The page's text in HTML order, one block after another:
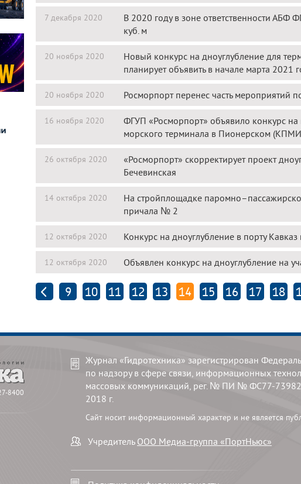
7 декабря 2020
В 2020 году в зоне ответственности АБФ
куб. м
20 ноября 2020
Новый конкурс на дноуглубление для
планирует объявить в начале марта 2021
20 ноября 2020 Росморпорт перенес часть мероприятий
16 ноября 2020
ФГУП «Росморпорт» объявило конкурс
морского терминала в Пионерском
26 октября 2020
«Росморпорт» скорректирует проект
Бечевинская
14 октября 2020
На стройплощадке
причала № 2
12 октября 2020 Конкурс на дноуглубление в порту
12 октября 2020 Объявлен конкурс на дноуглубление на
9 10 11 12 13 14 15 16 17 18
8400
Журнал «Гидротехника» зарегистрирован
по надзору в сфере связи, информационных
массовых коммуникаций, рег. № ПИ № ФС77-73982
2018 г.
Сайт носит информационный характер и не является
Учредитель ООО Медиа-группа «ПортНьюс»